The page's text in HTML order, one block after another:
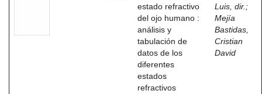
estado refractivo
del ojo humano :
análisis y
tabulación de
datos de los
diferentes
estados
refractivos
Luis, dir. ;
Mejía
Bastidas,
Cristian
David